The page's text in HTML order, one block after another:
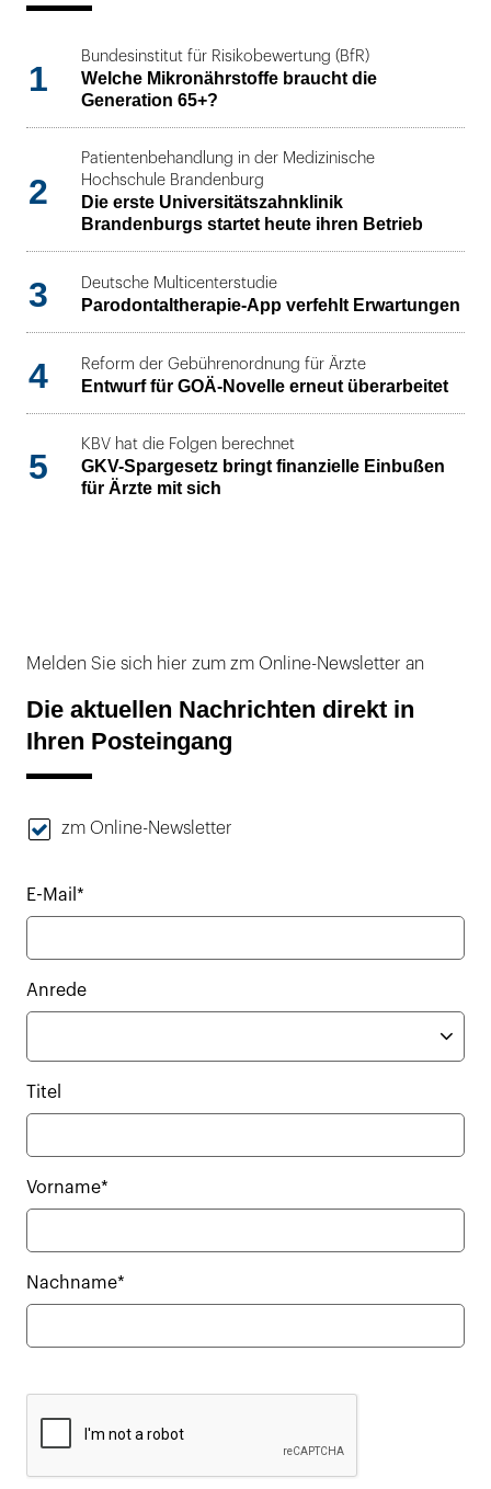
1
Bundesinstitut für Risikobewertung (BfR)
Welche Mikronährstoffe braucht die
Generation 65+?
2
Patientenbehandlung in der Medizinische
Hochschule Brandenburg
Die erste Universitätszahnklinik
Brandenburgs startet heute ihren Betrieb
3 Deutsche Multicenterstudie
Parodontaltherapie-App verfehlt Erwartungen
4 Reform der Gebührenordnung für Ärzte
Entwurf für GOÄ-Novelle erneut überarbeitet
5
KBV hat die Folgen berechnet
GKV-Spargesetz bringt finanzielle Einbußen
für Ärzte mit sich
Melden Sie sich hier zum zm Online-Newsletter an
Die aktuellen Nachrichten direkt in
Ihren Posteingang
zm Online-Newsletter
E-Mail*
Anrede
Titel
Vorname*
Nachname*